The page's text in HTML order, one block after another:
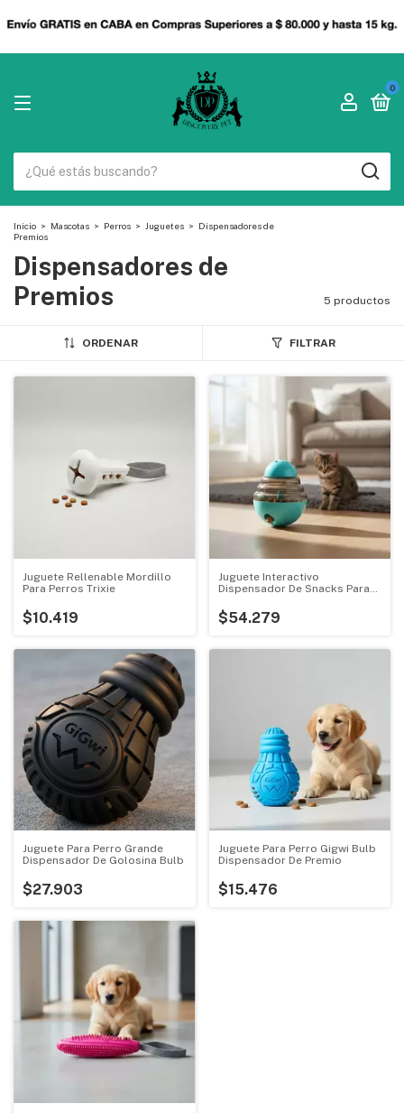
0
Inicio > Mascotas > Perros > Juguetes > Dispensadores de
Premios
Dispensadores de
Premios
5 productos
ORDENAR FILTRAR
Juguete Rellenable Mordillo
Para Perros Trixie
$10.419
Juguete Interactivo
Dispensador De Snacks Para
$54.279
Juguete Para Perro Grande
Dispensador De Golosina Bulb
$27.903
Juguete Para Perro Gigwi Bulb
Dispensador De Premio
$15.476